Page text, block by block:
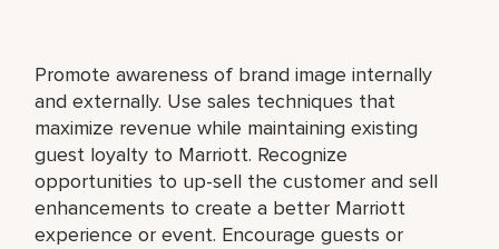
Promote awareness of brand image internally
and externally. Use sales techniques that
maximize revenue while maintaining existing
guest loyalty to Marriott. Recognize
opportunities to up-sell the customer and sell
enhancements to create a better Marriott
experience or event. Encourage guests or